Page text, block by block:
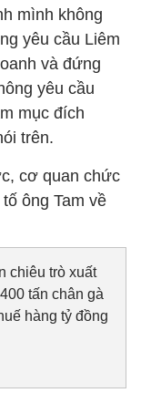
mình không
yêu cầu Liêm
và đứng
yêu cầu
mục đích
trên.
cơ quan chức
ông Tam về
chiêu trò xuất
tấn chân gà
hàng tỷ đồng